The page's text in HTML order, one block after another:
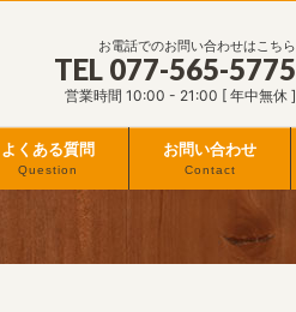
お電話でのお問い合わせはこちら
TEL 077-565-5775
営業時間 10:00 - 21:00 [ 年中無休 ]
よくある質問
Question
お問い合わせ
Contact